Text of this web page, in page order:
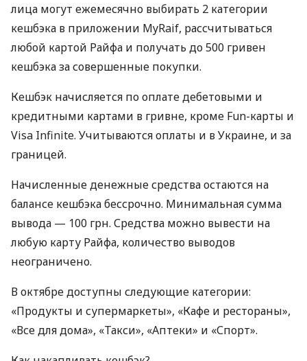
лица могут ежемесячно выбирать 2 категории
кешбэка в приложении MyRaif, рассчитываться
любой картой Райфа и получать до 500 гривен
кешбэка за совершенные покупки.
Кешбэк начисляется по оплате дебетовыми и
кредитными картами в гривне, кроме Fun-карты и
Visa Infinite. Учитываются оплаты и в Украине, и за
границей.
Начисленные денежные средства остаются на
балансе кешбэка бессрочно. Минимальная сумма
вывода — 100 грн. Средства можно вывести на
любую карту Райфа, количество выводов
неограничено.
В октябре доступны следующие категории:
«Продукты и супермаркеты», «Кафе и рестораны»,
«Все для дома», «Такси», «Аптеки» и «Спорт».